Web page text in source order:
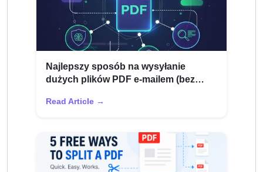
Najlepszy sposób na wysyłanie
dużych plików PDF e-mailem (bez
Read Article →